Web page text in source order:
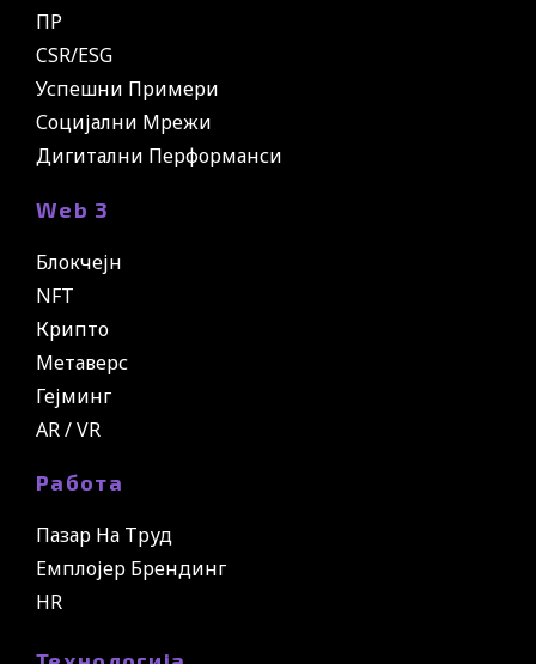
ПР
CSR/ESG
Успешни Примери
Социјални Мрежи
Дигитални Перформанси
Web 3
Блокчејн
NFT
Крипто
Метаверс
Гејминг
AR / VR
Работа
Пазар На Труд
Емплојер Брендинг
HR